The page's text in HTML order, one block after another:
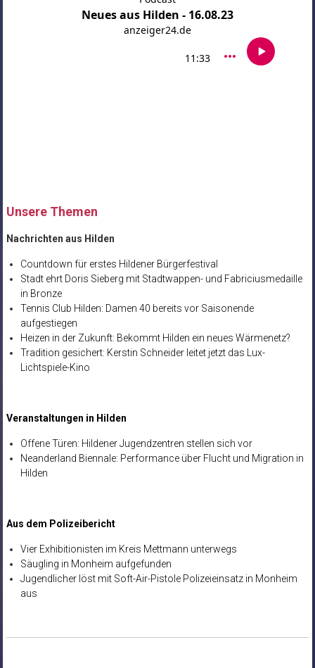
Unsere Themen
Nachrichten aus Hilden
Countdown für erstes Hildener Bürgerfestival
Stadt ehrt Doris Sieberg mit Stadtwappen- und Fabriciusmedaille
in Bronze
Tennis Club Hilden: Damen 40 bereits vor Saisonende
aufgestiegen
Heizen in der Zukunft: Bekommt Hilden ein neues Wärmenetz?
Tradition gesichert: Kerstin Schneider leitet jetzt das Lux-
Lichtspiele-Kino
Veranstaltungen in Hilden
Offene Türen: Hildener Jugendzentren stellen sich vor
Neanderland Biennale: Performance über Flucht und Migration in
Hilden
Aus dem Polizeibericht
Vier Exhibitionisten im Kreis Mettmann unterwegs
Säugling in Monheim aufgefunden
Jugendlicher löst mit Soft-Air-Pistole Polizeieinsatz in Monheim
aus